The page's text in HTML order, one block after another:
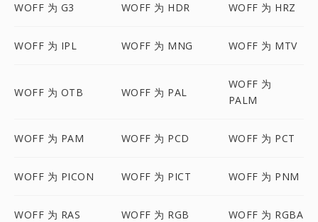
WOFF 为 G3 WOFF 为 HDR WOFF 为 HRZ
WOFF 为 IPL WOFF 为 MNG WOFF 为 MTV
WOFF 为 OTB WOFF 为 PAL
WOFF 为
PALM
WOFF 为 PAM WOFF 为 PCD WOFF 为 PCT
WOFF 为 PICON WOFF 为 PICT WOFF 为 PNM
WOFF 为 RAS WOFF 为 RGB WOFF 为 RGBA